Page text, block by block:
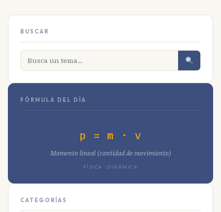
BUSCAR
FÓRMULA DEL DÍA
p = m · v
Momento lineal (cantidad de movimiento)
FÍSICA · DINÁMICA
CATEGORÍAS